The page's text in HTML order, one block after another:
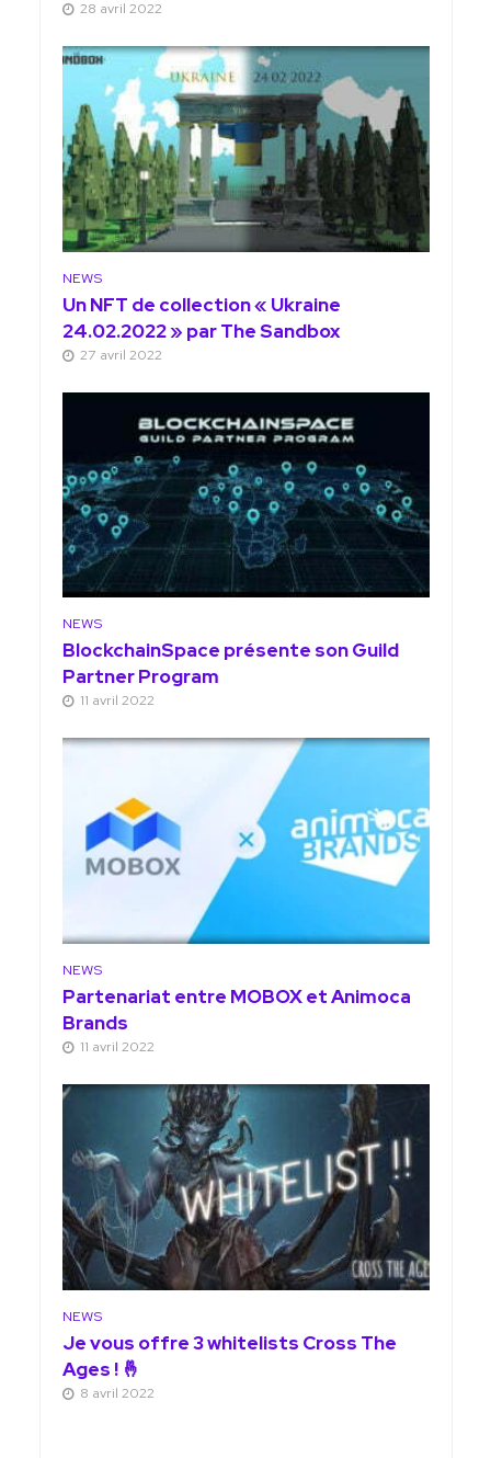
28 avril 2022
NEWS
Un NFT de collection « Ukraine
24.02.2022 » par The Sandbox
27 avril 2022
NEWS
BlockchainSpace présente son Guild
Partner Program
11 avril 2022
NEWS
Partenariat entre MOBOX et Animoca
Brands
11 avril 2022
NEWS
Je vous offre 3 whitelists Cross The
Ages ! 🤞
8 avril 2022